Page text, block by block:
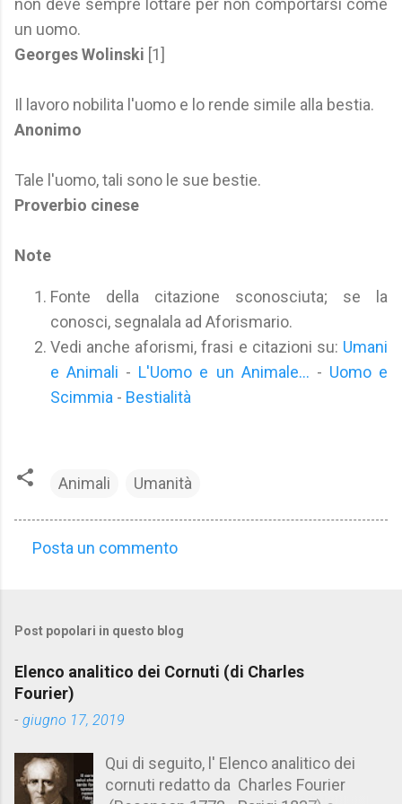
non deve sempre lottare per non comportarsi come
un uomo.
Georges Wolinski [1]
Il lavoro nobilita l'uomo e lo rende simile alla bestia.
Anonimo
Tale l'uomo, tali sono le sue bestie.
Proverbio cinese
Note
Fonte della citazione sconosciuta; se la
conosci, segnalala ad Aforismario.
Vedi anche aforismi, frasi e citazioni su: Umani
e Animali - L'Uomo e un Animale... - Uomo e
Scimmia - Bestialità
Animali Umanità
m
e
n
t
Posta un commento
Post popolari in questo blog
Elenco analitico dei Cornuti (di Charles
Fourier)
- giugno 17, 2019
Qui di seguito, l' Elenco analitico dei
cornuti redatto da Charles Fourier